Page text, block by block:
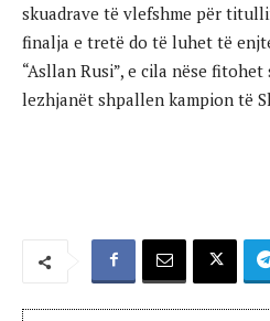
skuadrave të vlefshme për
finalja e tretë do të luhet të
“Asllan Rusi”, e cila nëse
lezhjanët shpallen kampion të